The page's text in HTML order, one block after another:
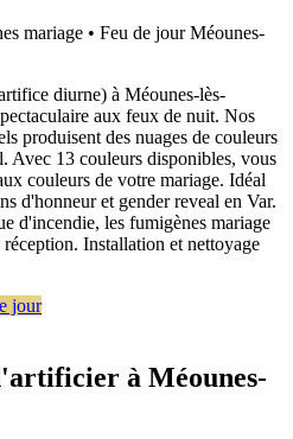
mariage • Feu de jourMéounes-
diurne) à Méounes-lès-
aux feux de nuit. Nos
produisent des nuages de couleurs
Avec 13 couleurs disponibles, vous
couleurs de votre mariage. Idéal
d'honneur et gender reveal en Var.
d'incendie, les fumigènes mariage
Installation et nettoyage
jour
à Méounes-